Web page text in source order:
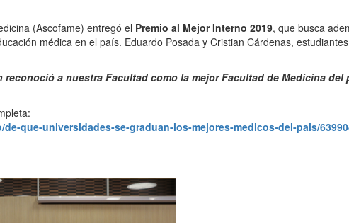
(Ascofame) entregó el Premio al Mejor Interno 2019, que busca
médica en el país. Eduardo Posada y Cristian Cárdenas,
a nuestra Facultad como la mejor Facultad de Medicina
que-universidades-se-graduan-los-mejores-medicos-del-pais/